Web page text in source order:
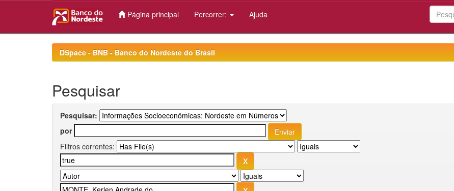
Página principal Percorrer: Ajuda
DSpace - BNB - Banco do Nordeste do Brasil
Pesquisar
Pesquisar:
por
Filtros correntes: